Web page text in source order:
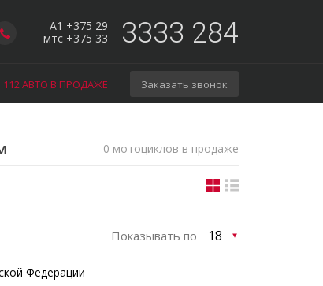
A1 +375 29
мтс +375 33
3333 284
112 АВТО В ПРОДАЖЕ Заказать звонок
0 мотоциклов в продаже
Показывать по
Федерации